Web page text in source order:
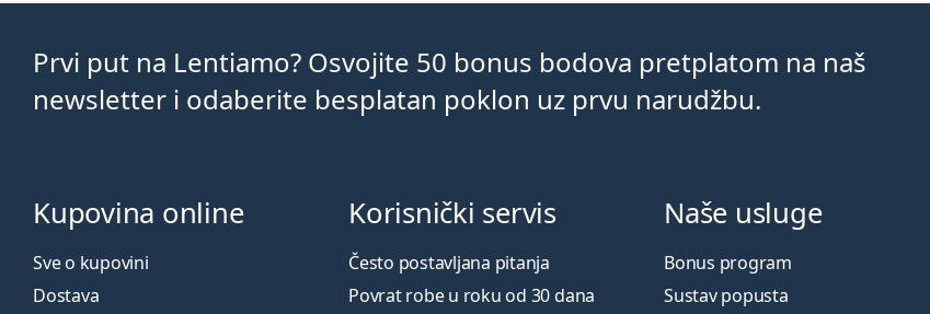
Prvi put na Lentiamo? Osvojite 50 bonus bodova pretplatom na naš
newsletter i odaberite besplatan poklon uz prvu narudžbu.
Kupovina online
Sve o kupovini
Dostava
Korisnički servis
Često postavljana pitanja
Povrat robe u roku od 30 dana
Naše usluge
Bonus program
Sustav popusta